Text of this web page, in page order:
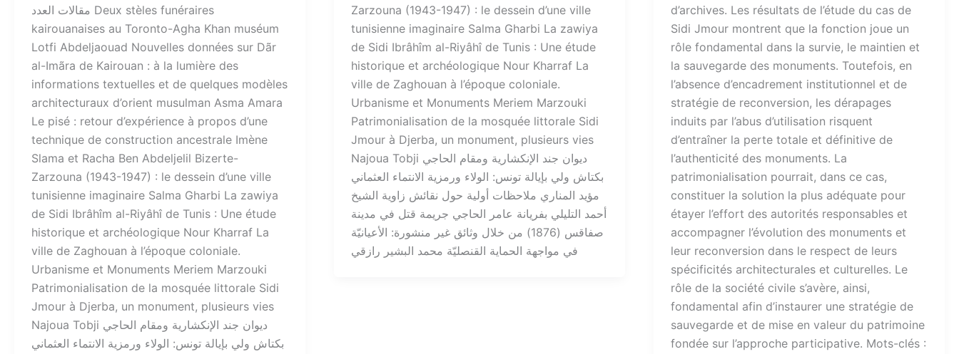
مقالات العدد Deux stèles funéraires
kairouanaises au Toronto-Agha Khan muséum
Lotfi Abdeljaouad Nouvelles données sur Dãr
al-Imãra de Kairouan : à la lumière des
informations textuelles et de quelques modèles
architecturaux d’orient musulman Asma Amara
Le pisé : retour d’expérience à propos d’une
technique de construction ancestrale Imène
Slama et Racha Ben Abdeljelil Bizerte-
Zarzouna (1943-1947) : le dessein d’une ville
tunisienne imaginaire Salma Gharbi La zawiya
de Sidi Ibrâhîm al-Riyâhî de Tunis : Une étude
historique et archéologique Nour Kharraf La
ville de Zaghouan à l’époque coloniale.
Urbanisme et Monuments Meriem Marzouki
Patrimonialisation de la mosquée littorale Sidi
Jmour à Djerba, un monument, plusieurs vies
Najoua Tobji ديوان جند الإنكشارية ومقام الحاجي
بكتاش ولي بإيالة تونس: الولاء ورمزية الانتماء العثماني
Zarzouna (1943-1947) : le dessein d’une ville
tunisienne imaginaire Salma Gharbi La zawiya
de Sidi Ibrâhîm al-Riyâhî de Tunis : Une étude
historique et archéologique Nour Kharraf La
ville de Zaghouan à l’époque coloniale.
Urbanisme et Monuments Meriem Marzouki
Patrimonialisation de la mosquée littorale Sidi
Jmour à Djerba, un monument, plusieurs vies
Najoua Tobji ديوان جند الإنكشارية ومقام الحاجي
بكتاش ولي بإيالة تونس: الولاء ورمزية الانتماء العثماني
مؤيد المناري ملاحظات أولية حول نقائش زاوية الشيخ
أحمد التليلي بفريانة عامر الحاجي جريمة قتل في مدينة
صفاقس (1876) من خلال وثائق غير منشورة: الأعيانيّة
في مواجهة الحماية القنصليّة محمد البشير رازقي
d’archives. Les résultats de l’étude du cas de
Sidi Jmour montrent que la fonction joue un
rôle fondamental dans la survie, le maintien et
la sauvegarde des monuments. Toutefois, en
l’absence d’encadrement institutionnel et de
stratégie de reconversion, les dérapages
induits par l’abus d’utilisation risquent
d’entraîner la perte totale et définitive de
l’authenticité des monuments. La
patrimonialisation pourrait, dans ce cas,
constituer la solution la plus adéquate pour
étayer l’effort des autorités responsables et
accompagner l’évolution des monuments et
leur reconversion dans le respect de leurs
spécificités architecturales et culturelles. Le
rôle de la société civile s’avère, ainsi,
fondamental afin d’instaurer une stratégie de
sauvegarde et de mise en valeur du patrimoine
fondée sur l’approche participative. Mots-clés :​